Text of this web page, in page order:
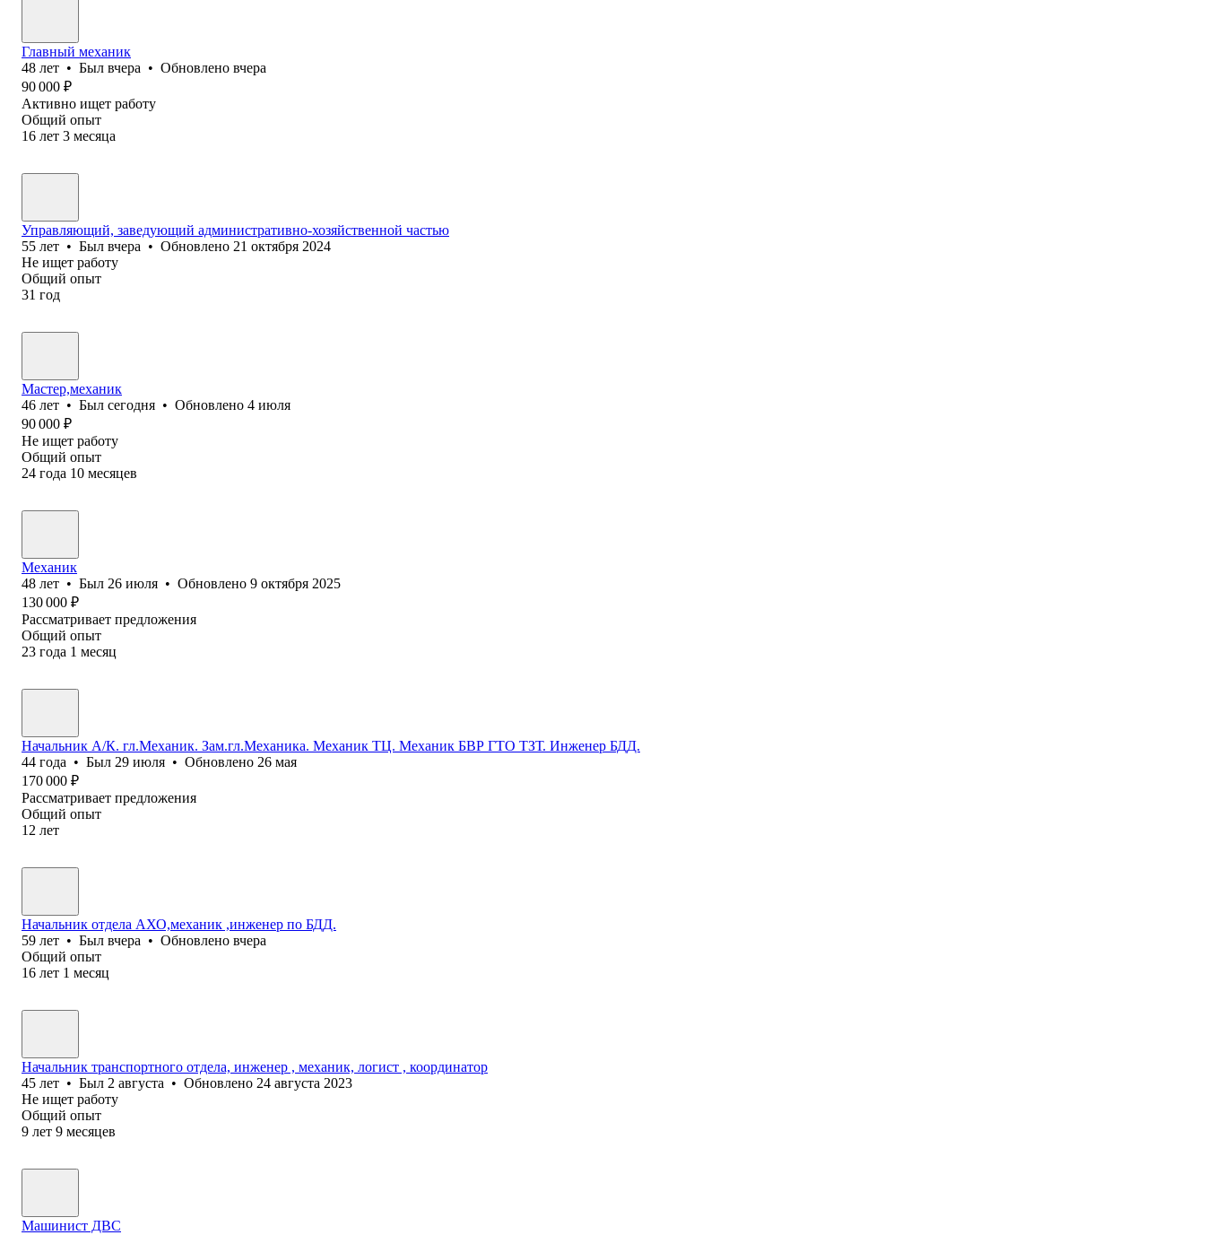
Главный механик
48 лет • Был вчера • Обновлено вчера
90 000 ₽
Активно ищет работу
Общий опыт
16 лет 3 месяца
Управляющий, заведующий административно-хозяйственной частью
55 лет • Был вчера • Обновлено 21 октября 2024
Не ищет работу
Общий опыт
31 год
Мастер,механик
46 лет • Был сегодня • Обновлено 4 июля
90 000 ₽
Не ищет работу
Общий опыт
24 года 10 месяцев
Механик
48 лет • Был 26 июля • Обновлено 9 октября 2025
130 000 ₽
Рассматривает предложения
Общий опыт
23 года 1 месяц
Начальник А/К. гл.Механик. Зам.гл.Механика. Механик ТЦ. Механик БВР ГТО ТЗТ. Инженер БДД.
44 года • Был 29 июля • Обновлено 26 мая
170 000 ₽
Рассматривает предложения
Общий опыт
12 лет
Начальник отдела АХО,механик ,инженер по БДД.
59 лет • Был вчера • Обновлено вчера
Общий опыт
16 лет 1 месяц
Начальник транспортного отдела, инженер , механик, логист , координатор
45 лет • Был 2 августа • Обновлено 24 августа 2023
Не ищет работу
Общий опыт
9 лет 9 месяцев
Машинист ДВС